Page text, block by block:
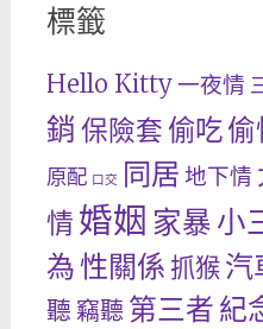
標籤
Hello Kitty一夜情
銷 保險套 偷吃偷
原配 口交 同居 地下情
情 婚姻 家暴小
為性關係 抓猴汽
聽 竊聽 第三者 紀